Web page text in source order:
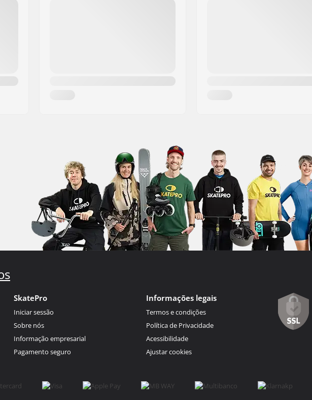
SkatePro
Iniciar sessão
Sobre nós
Informação empresarial
Pagamento seguro
Informações legais
Termos e condições
Política de Privacidade
Acessibilidade
Ajustar cookies